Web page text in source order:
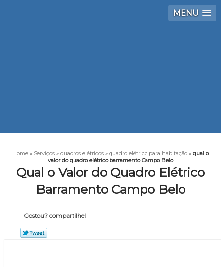
MENU
Home » Serviços » quadros elétricos » quadro elétrico para habitação » qual o
valor do quadro elétrico barramento Campo Belo
Qual o Valor do Quadro Elétrico
Barramento Campo Belo
Gostou? compartilhe!